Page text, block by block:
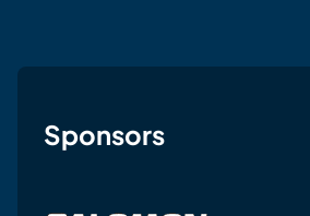
Sponsors